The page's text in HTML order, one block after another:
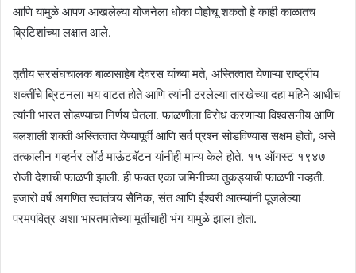
आणि यामुळे आपण आखलेल्या योजनेला धोका पोहोचू शकतो हे काही काळातच
ब्रिटिशांच्या लक्षात आले.
तृतीय सरसंघचालक बाळासाहेब देवरस यांच्या मते, अस्तित्वात येणाऱ्या राष्ट्रीय
शक्तींचे ब्रिटनला भय वाटत होते आणि त्यांनी ठरलेल्या तारखेच्या दहा महिने आधीच
त्यांनी भारत सोडण्याचा निर्णय घेतला. फाळणीला विरोध करणाऱ्या विश्वसनीय आणि
बलशाली शक्ती अस्तित्वात येण्यापूर्वी आणि सर्व प्रश्न सोडविण्यास सक्षम होतो, असे
तत्कालीन गव्हर्नर लॉर्ड माऊंटबॅटन यांनीही मान्य केले होते. १५ ऑगस्ट १९४७
रोजी देशाची फाळणी झाली. ही फक्त एका जमिनीच्या तुकड्याची फाळणी नव्हती.
हजारो वर्ष अगणित स्वातंत्र्य सैनिक, संत आणि ईश्वरी आत्म्यांनी पूजलेल्या
परमपवित्र अशा भारतमातेच्या मूर्तीचाही भंग यामुळे झाला होता.